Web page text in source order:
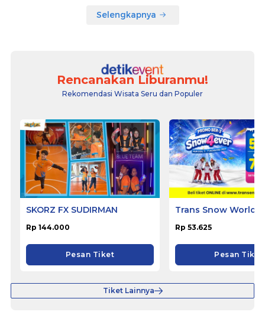
Selengkapnya
Rencanakan Liburanmu!
Rekomendasi Wisata Seru dan Populer
SKORZ FX SUDIRMAN
Rp 144.000
Pesan Tiket
Trans Snow World
Rp 53.625
Pesan Tiket
Tiket Lainnya